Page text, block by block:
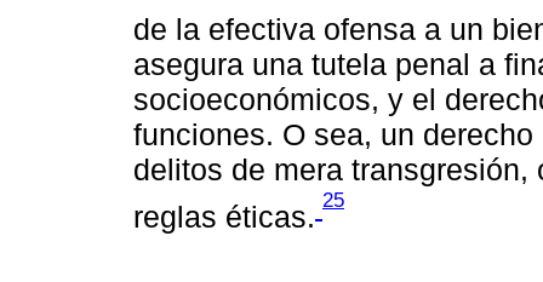
de la efectiva ofensa a un
asegura una tutela penal a
socioeconómicos, y el
funciones. O sea, un
delitos de mera
reglas éticas.
25